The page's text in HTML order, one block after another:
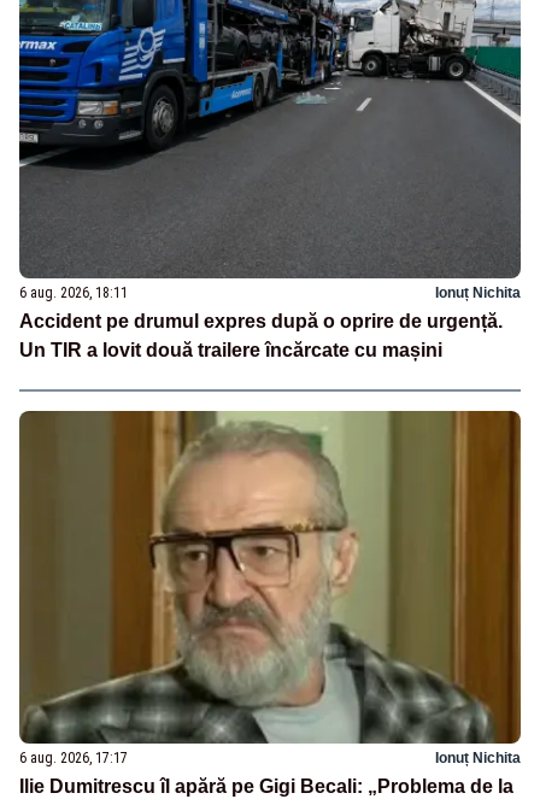
6 aug. 2026, 18:11 Ionuț Nichita
Accident pe drumul expres după o oprire de urgență.
Un TIR a lovit două trailere încărcate cu mașini
6 aug. 2026, 17:17 Ionuț Nichita
Ilie Dumitrescu îl apără pe Gigi Becali: „Problema de la